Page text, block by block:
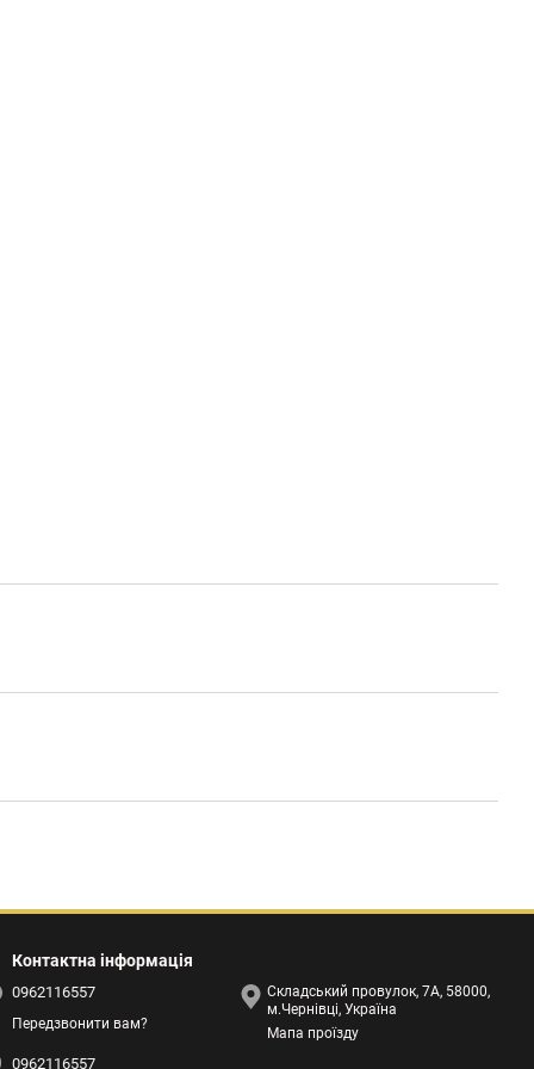
Контактна інформація
0962116557
Передзвонити вам?
0962116557
Складський провулок, 7А, 58000,
м.Чернівці, Україна
Мапа проїзду